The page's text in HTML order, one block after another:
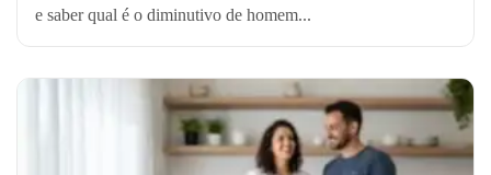
e saber qual é o diminutivo de homem...